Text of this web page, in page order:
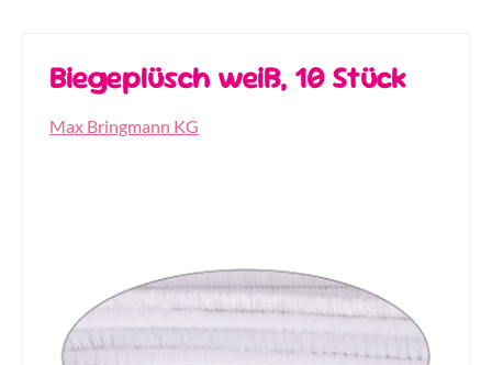
Biegeplüsch weiß, 10 Stück
Max Bringmann KG